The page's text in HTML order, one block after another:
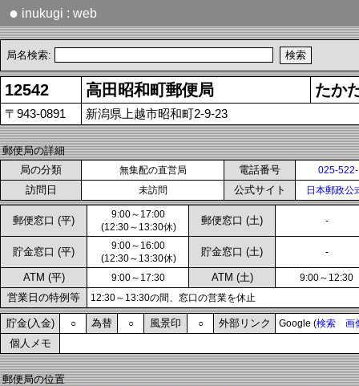
● inukugi : web
局名検索:
12542 高田昭和町郵便局 たか
〒943-0891 新潟県上越市昭和町2-9-23
郵便局の詳細
局の分類
無集配の直営局 電話番号 025-
訪問日 未訪問 公式サイト 日本郵政公
郵便窓口 (平)
9:00～17:00
(12:30～13:30休)
郵便窓口 (土) -
貯金窓口 (平)
9:00～16:00
(12:30～13:30休)
貯金窓口 (土) -
ATM (平) 9:00～17:30 ATM (土) 9:00～12:30
営業日の特例等 12:30～13:30の間、窓口の営業を休止
貯金(入金) ○ 為替 ○ 風景印 ○ 外部リンク Google (検索 画
個人メモ
郵便局の位置